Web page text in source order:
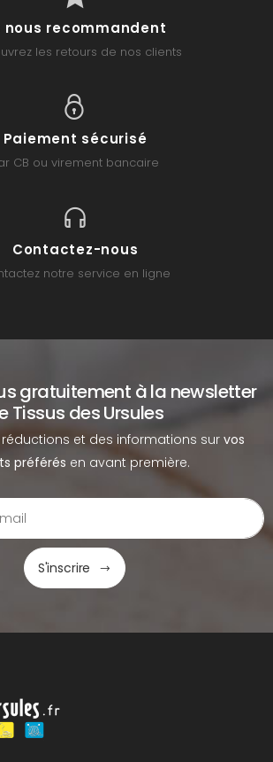
nous recommandent
les retours de nos clients
Paiement sécurisé
CB ou virement bancaire
Contactez-nous
notre service en ligne
gratuitement à la newsletter
Tissus des Ursules
et des informations sur vos
préférés en avant première.
S'inscrire